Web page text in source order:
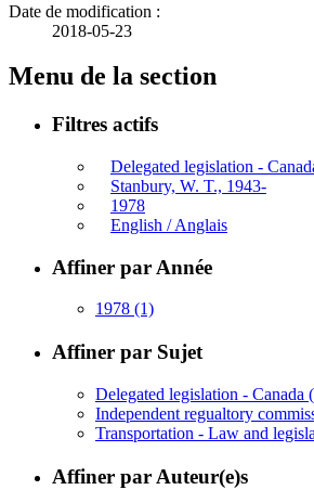
Date de modification :
2018-05-23
Menu de la section
Filtres actifs
Delegated legislation -
Stanbury, W. T., 1943-
1978
English / Anglais
Affiner par Année
1978 (1)
Affiner par Sujet
Delegated legislation - Canada
Independent regualtory
Transportation - Law and
Affiner par Auteur(e)s